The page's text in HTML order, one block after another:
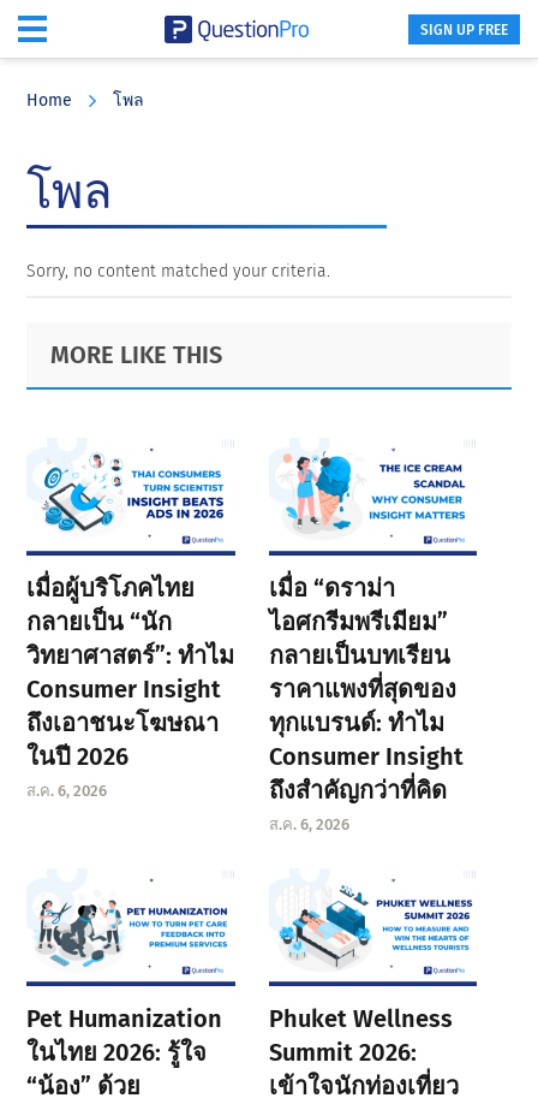
SIGN UP FREE
Home โพล
โพล
Sorry, no content matched your criteria.
Primary
Sidebar
Footer
MORE LIKE THIS
เมื่อผู้บริโภคไทย
กลายเป็น “นัก
วิทยาศาสตร์”: ทำไม
Consumer Insight
ถึงเอาชนะโฆษณา
ในปี 2026
ส.ค. 6, 2026
เมื่อ “ดราม่า
ไอศกรีมพรีเมียม”
กลายเป็นบทเรียน
ราคาแพงที่สุดของ
ทุกแบรนด์: ทำไม
Consumer Insight
ถึงสำคัญกว่าที่คิด
ส.ค. 6, 2026
Pet Humanization
ในไทย 2026: รู้ใจ
“น้อง” ด้วย
Phuket Wellness
Summit 2026:
เข้าใจนักท่องเที่ยว